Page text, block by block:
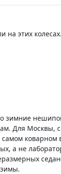
на этих
зимние
Для Москвы,
коварном
а не